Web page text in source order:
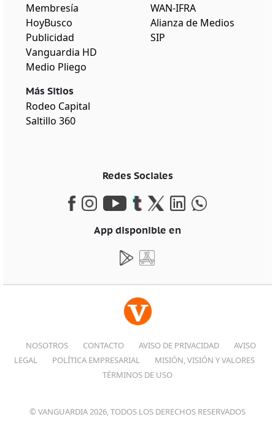
Membresía
HoyBusco
Publicidad
Vanguardia HD
Medio Pliego
Más Sitios
Rodeo Capital
Saltillo 360
WAN-IFRA
Alianza de Medios
SIP
Redes Sociales
App disponible en
NOSOTROS CONTACTO AVISO DE PRIVACIDAD
AVISO
LEGAL
POLÍTICA EMPRESARIAL
MISIÓN, VISIÓN Y VALORES
TÉRMINOS DE USO
© VANGUARDIA 2026, TODOS LOS DERECHOS RESERVADOS